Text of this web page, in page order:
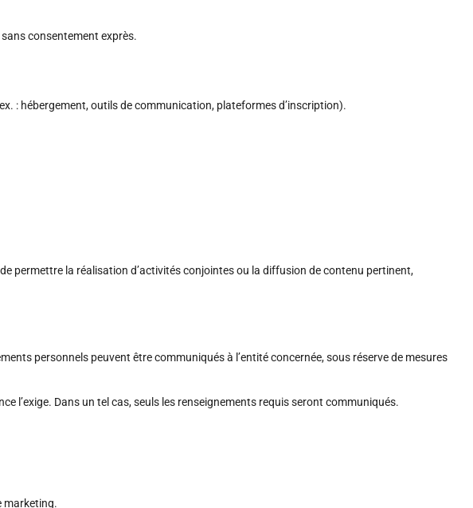
consentement exprès.
: hébergement, outils de communication, plateformes d’inscription).
permettre la réalisation d’activités conjointes ou la diffusion de contenu pertinent,
personnels peuvent être communiqués à l’entité concernée, sous réserve de mesures
l’exige. Dans un tel cas, seuls les renseignements requis seront communiqués.
marketing.